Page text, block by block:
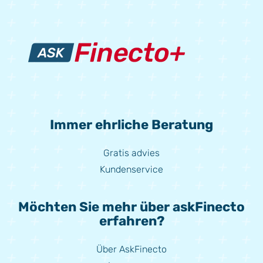
Immer ehrliche Beratung
Gratis advies
Kundenservice
Möchten Sie mehr über askFinecto
erfahren?
Über AskFinecto